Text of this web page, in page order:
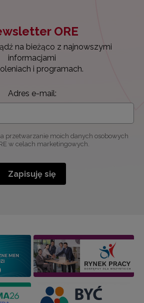
ORE
na bieżąco z najnowszymi
informacjami
i programach.
Adres e-mail:
przetwarzanie moich danych osobowych
w celach marketingowych.
Zapisuję się